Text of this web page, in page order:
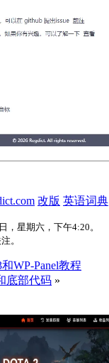
改版 英语词典
，星期六，下午4:20。
。
WP-Panel教程
底部代码 »